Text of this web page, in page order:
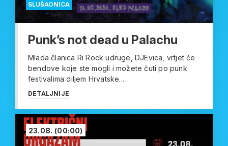
SLUŠAONICA
Punk’s not dead u Palachu
Mlada članica Ri Rock udruge, DJEvica, vrtjet će
bendove koje ste mogli i možete čuti po punk
festivalima diljem Hrvatske...
DETALJNIJE
23.08. (00:00)